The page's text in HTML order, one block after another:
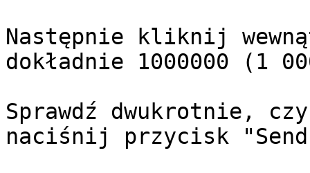
Następnie kliknij
dokładnie 1000000 (1
Sprawdź dwukrotnie,
naciśnij przycisk